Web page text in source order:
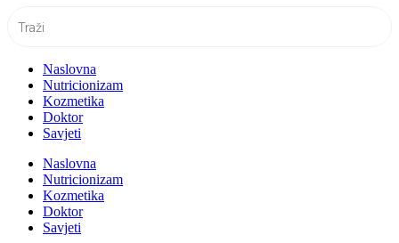
Naslovna
Nutricionizam
Kozmetika
Doktor
Savjeti
Naslovna
Nutricionizam
Kozmetika
Doktor
Savjeti